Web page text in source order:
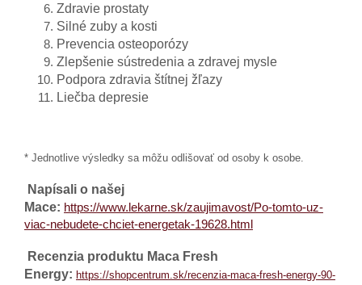
Zdravie prostaty
Silné zuby a kosti
Prevencia osteoporózy
Zlepšenie sústredenia a zdravej mysle
Podpora zdravia štítnej žľazy
Liečba depresie
* Jednotlive výsledky sa môžu odlišovať od osoby k osobe.
Napísali o našej
Mace: https://www.lekarne.sk/zaujimavost/Po-tomto-uz-
viac-nebudete-chciet-energetak-19628.html
Recenzia produktu Maca Fresh
Energy: https://shopcentrum.sk/recenzia-maca-fresh-energy-90-